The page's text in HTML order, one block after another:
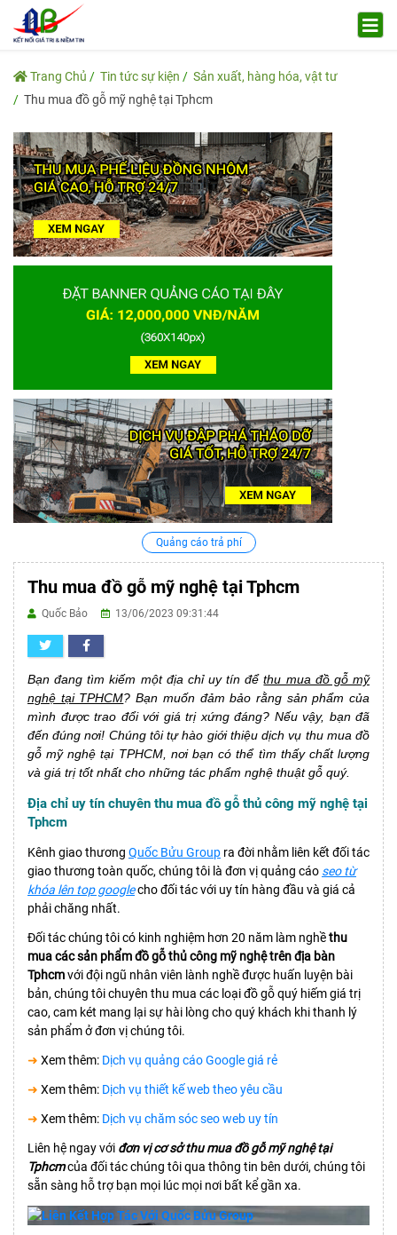
Trang Chủ Tin tức sự kiện
Sản xuất, hàng hóa, vật tư
Thu mua đồ gỗ mỹ nghệ tại Tphcm
Quảng cáo trả phí
Thu mua đồ gỗ mỹ nghệ tại Tphcm
Quốc Bảo 13/06/2023 09:31:44
Bạn đang tìm kiếm một địa chỉ uy tín đểthu mua đồ gỗ mỹ
nghệ tại TPHCM? Bạn muốn đảm bảo rằng sản phẩm của
mình được trao đổi với giá trị xứng đáng? Nếu vậy, bạn đã
đến đúng nơi! Chúng tôi tự hào giới thiệu dịch vụ thu mua đồ
gỗ mỹ nghệ tại TPHCM, nơi bạn có thể tìm thấy chất lượng
và giá trị tốt nhất cho những tác phẩm nghệ thuật gỗ quý.
Địa chỉ uy tín chuyên thu mua đồ gỗ thủ công mỹ nghệ tại
Tphcm
Kênh giao thương Quốc Bửu Group ra đời nhằm liên kết đối tác
giao thương toàn quốc, chúng tôi là đơn vị quảng cáo seo từ
khóa lên top googlecho đối tác với uy tín hàng đầu và giá cả
phải chăng nhất.
Đối tác chúng tôi có kinh nghiệm hơn 20 năm làm nghềthu
mua các sản phẩm đồ gỗ thủ công mỹ nghệ trên địa bàn
Tphcmvới đội ngũ nhân viên lành nghề được huấn luyện bài
bản, chúng tôi chuyên thu mua các loại đồ gỗ quý hiếm giá trị
cao, cam két mang lại sự hài lòng cho quý khách khi thanh lý
sản phẩm ở đơn vị chúng tôi.
➜ Xem thêm: Dịch vụ quảng cáo Google giá rẻ
➜ Xem thêm: Dịch vụ thiết kế web theo yêu cầu
➜ Xem thêm: Dịch vụ chăm sóc seo web uy tín
Liên hệ ngay với đơn vị cơ sở thu mua đồ gỗ mỹ nghệ tại
Tphcmcủa đối tác chúng tôi qua thông tin bên dưới, chúng tôi
sẵn sàng hỗ trợ bạn mọi lúc mọi nơi bất kể gần xa.